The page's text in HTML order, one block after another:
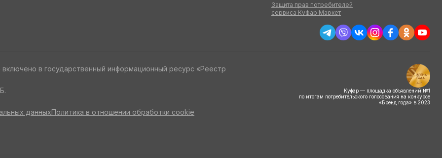
Защита прав потребителей
сервиса Куфар Маркет
в государственный информационный ресурс «Реестр
данныхПолитика в отношении обработки cookie
Куфар — площадка объявлений №1
по итогам потребительского голосования на конкурсе
«Бренд года» в 2023